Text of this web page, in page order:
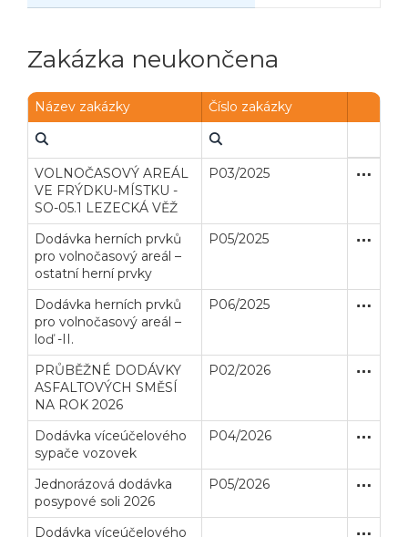
Zakázka neukončena
Název zakázky Číslo zakázky
VOLNOČASOVÝ AREÁL
VE FRÝDKU-MÍSTKU -
SO-05.1 LEZECKÁ VĚŽ
P03/2025
Dodávka herních prvků
pro volnočasový areál –
ostatní herní prvky
P05/2025
Dodávka herních prvků
pro volnočasový areál –
loď -II.
P06/2025
PRŮBĚŽNÉ DODÁVKY
ASFALTOVÝCH SMĚSÍ
NA ROK 2026
P02/2026
Dodávka víceúčelového
sypače vozovek
P04/2026
Jednorázová dodávka
posypové soli 2026
P05/2026
Dodávka víceúčelového